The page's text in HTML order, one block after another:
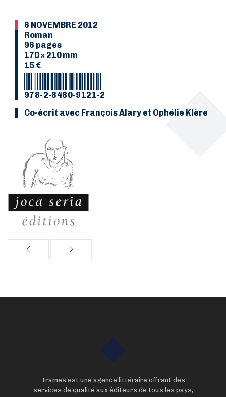
6 NOVEMBRE 2012
Roman
96 pages
170 × 210 mm
15 €
978-2-8480-9121-2
Co-écrit avec François Alary et Ophélie Klère
Trames est une agence littéraire offrant des
services de qualité aux éditeurs de tous les pays,